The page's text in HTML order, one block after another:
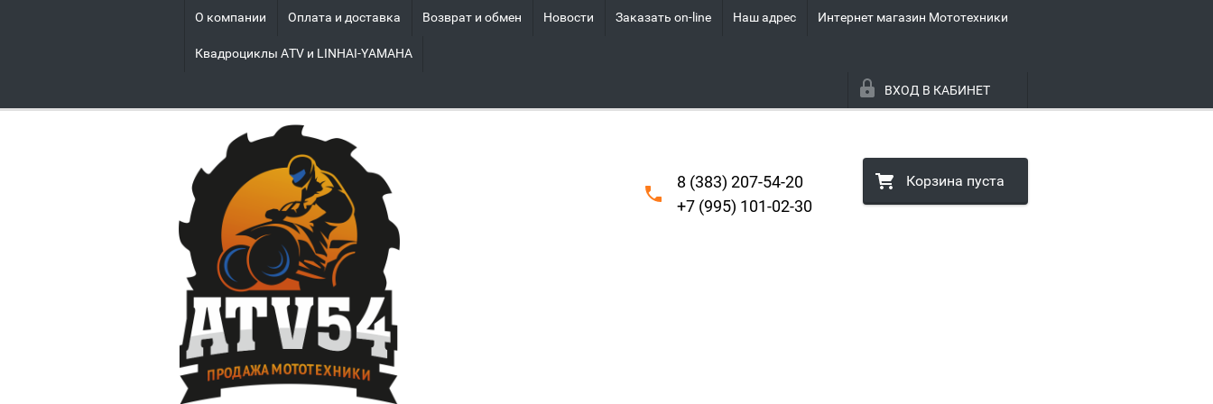
О компании Оплата и доставка Возврат и обмен Новости Заказать on-line Наш адрес Интернет магазин Мототехники
Квадроциклы ATV и LINHAI-YAMAHA
ВХОД В КАБИНЕТ
8 (383) 207-54-20
+7 (995) 101-02-30
Корзина пуста